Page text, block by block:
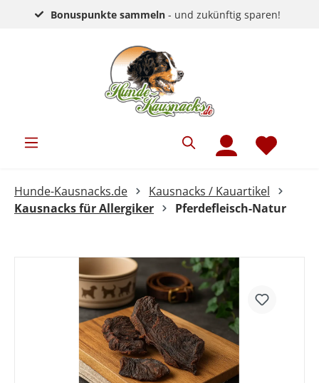
Bonuspunkte sammeln - und zukünftig sparen!
Hunde-Kausnacks.de
Kausnacks / Kauartikel
Kausnacks für Allergiker
Pferdefleisch-Natur